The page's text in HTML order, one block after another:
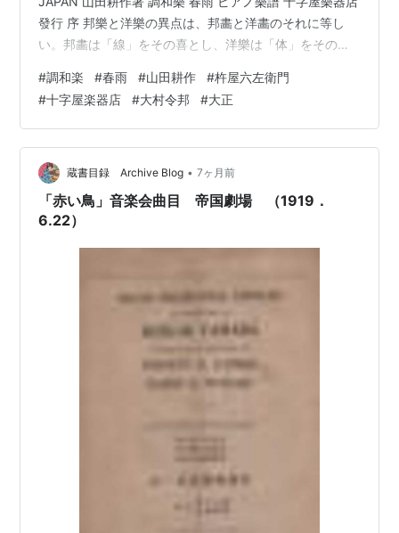
發行 序 邦樂と洋樂の異点は、邦畵と洋畵のそれに等し
い。邦畵は「線」をその喜とし、洋樂は「体」をその喜
は「体」の音樂である。 邦樂に於ては、單獨なる音と音
との連結によつて、「音の流」を作り、曲線的美を發露
して居る。 洋樂に於ては、相異れる數個の音の堆積、卽
ち、「響の一塊」と他の「響の一塊」との連接によつて
立体的美を發揮して居…
#調和楽 #春雨 #山田耕作 #杵屋六左衛門
#十字屋楽器店 #大村令邦 #大正
蔵書目録 Archive Blog • 7ヶ月前
「赤い鳥」音楽会曲目 帝国劇場 （1919．
6.22）